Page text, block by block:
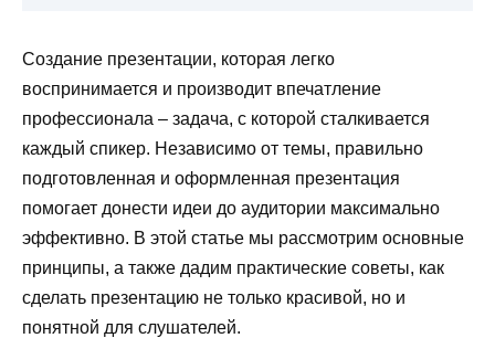
Создание презентации, которая легко
воспринимается и производит впечатление
профессионала – задача, с которой сталкивается
каждый спикер. Независимо от темы, правильно
подготовленная и оформленная презентация
помогает донести идеи до аудитории максимально
эффективно. В этой статье мы рассмотрим основные
принципы, а также дадим практические советы, как
сделать презентацию не только красивой, но и
понятной для слушателей.